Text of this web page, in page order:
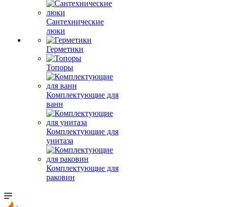
Сантехнические
люки
Герметики
Топоры
Комплектующие для
ванн
Комплектующие для
унитаза
Комплектующие для
раковин